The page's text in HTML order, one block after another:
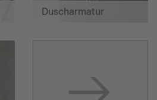
Duscharmatur